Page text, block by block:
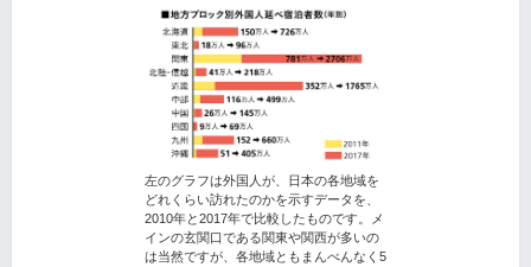
左のグラフは外国人が、日本の各地域を
どれくらい訪れたのかを示すデータを、
2010年と2017年で比較したものです。メ
インの玄関口である関東や関西が多いの
は当然ですが、各地域ともまんべんなく5